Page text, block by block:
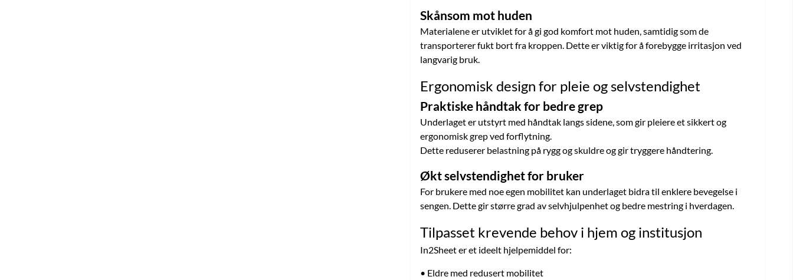
Skånsom mot huden
Materialene er utviklet for å gi god komfort mot huden, samtidig som de
transporterer fukt bort fra kroppen. Dette er viktig for å forebygge irritasjon ved
langvarig bruk.
Ergonomisk design for pleie og selvstendighet
Praktiske håndtak for bedre grep
Underlaget er utstyrt med håndtak langs sidene, som gir pleiere et sikkert og
ergonomisk grep ved forflytning.
Dette reduserer belastning på rygg og skuldre og gir tryggere håndtering.
Økt selvstendighet for bruker
For brukere med noe egen mobilitet kan underlaget bidra til enklere bevegelse i
sengen. Dette gir større grad av selvhjulpenhet og bedre mestring i hverdagen.
Tilpasset krevende behov i hjem og institusjon
In2Sheet er et ideelt hjelpemiddel for:
• Eldre med redusert mobilitet